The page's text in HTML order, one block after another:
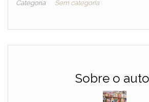
Categoria Sem categoria
Sobre o